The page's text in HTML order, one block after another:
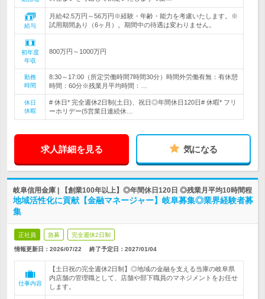
給与
月給42.5万円～56万円※経験・年齢・能力を考慮いたします。※
試用期間あり（6ヶ月）。期間中の待遇は変わりません。
初年度
年収
800万円～1000万円
勤務
時間
8:30～17:00（所定労働時間7時間30分）時間外労働有無：有休憩
時間：60分※残業月平均時間：…
休日
休暇
# 休日* 完全週休2日制(土日)、祝日◎年間休日120日# 休暇* フリ
ーホリデー(5営業日連続休…
求人詳細を見る 気になる
岐阜信用金庫 | 【創業100年以上】◎年間休日120日 ◎残業月平均10時間程
地域活性化に貢献【金融マネージャー】岐阜募集◎業界経験者募
集
正社員 急募 完全週休2日制
情報更新日：2026/07/22 終了予定日： 2027/01/04
仕事内容
【土日祝の完全週休2日制】◎地域の金融を支える当庫の岐阜県
内店舗の管理職として、店舗や部下職員のマネジメントをお任せ
します。